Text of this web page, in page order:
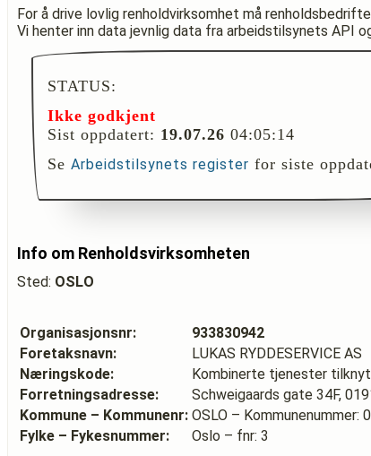
For å drive lovlig renholdvirksomhet må
Vi henter inn data jevnlig data fra arbeidstilsynets API
STATUS:
Ikke godkjent
Sist oppdatert: 19.07.26 04:05:14
Se Arbeidstilsynets register for siste
Info om Renholdsvirksomheten
Sted: OSLO
Organisasjonsnr:
933830942
Foretaksnavn:
LUKAS RYDDESERVICE AS
Næringskode:
Kombinerte tjenester
Forretningsadresse:
Schweigaards gate 34F,
Kommune – Kommunenr: OSLO – Kommunenummer:
Fylke – Fykesnummer:
Oslo – fnr: 3